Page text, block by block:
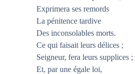
Exprimera ses remords
La pénitence tardive
Des inconsolables morts.
Ce qui faisait leurs délices ;
Seigneur, fera leurs supplices ;
Et, par une égale loi,